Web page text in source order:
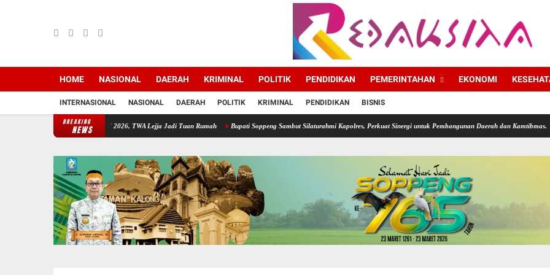
HOME NASIONAL DAERAH KRIMINAL POLITIK PENDIDIKAN PEMERINTAHAN EKONOMI
INTERNASIONAL NASIONAL DAERAH POLITIK KRIMINAL PENDIDIKAN BISNIS
BREAKING
NEWS
Persiapan HKAN 2026, TWA Lejja Jadi Tuan Rumah Bupati Soppeng Sambut Silaturahmi Kapolres, Perkuat Sinergi untuk Pembangunan Daerah dan Kamtibmas. Diskominfo